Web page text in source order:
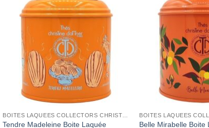
Add to
Wishlist
Tendre Madeleine Boite Laquée Belle Mirabelle Boite